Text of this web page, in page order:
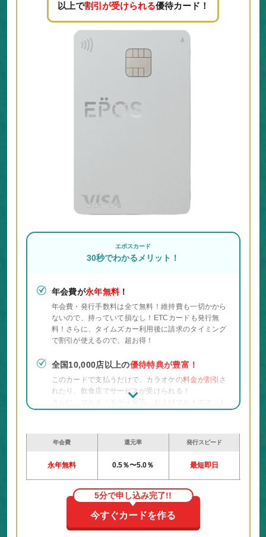
以上で割引が受けられる優待カード！
エポスカード
30秒でわかるメリット！
年会費が永年無料！
年会費・発行手数料は全て無料！維持費も一切かから
ないので、持っていて損なし！ETCカードも発行無
料！さらに、タイムズカー利用後に請求のタイミング
で割引が使えるので、超お得！
全国10,000店以上の優待特典が豊富！
このカードで支払うだけで、カラオケの料金が割引 さ
れたり、飲食店でサービスが受けられる！
さらに、マルイ・モディ全店、およびマルイのネット
最短当日 にカード発行できる！
などのエポスカードセンターで当日中に本カードを受
に行くなら持っておくべき！
年会費無料なのに、最高3,000万円の
海外旅行傷害保
年会費
永年無料
還元率
0.5％〜5.0％
発行スピード
最短即日
今すぐカードを作る
5分で申し込み完了!!